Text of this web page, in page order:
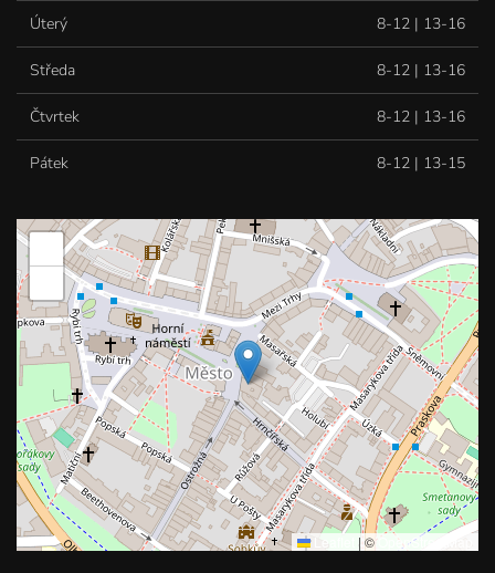
Úterý 8-12 | 13-16
Středa 8-12 | 13-16
Čtvrtek 8-12 | 13-16
Pátek 8-12 | 13-15
Leaflet | © OpenStreetMap